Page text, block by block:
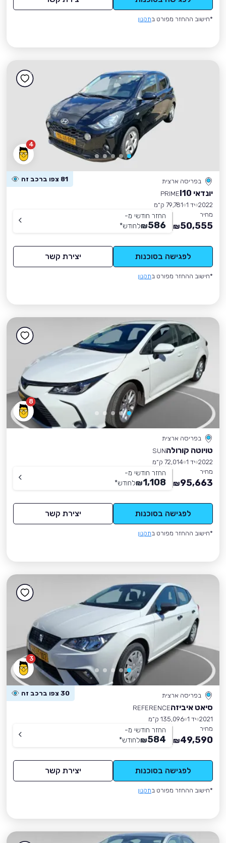
*חישוב ההחזר מפורט בתקנון
4
בפריסה ארצית 81 צפו ברכב זה
יונדאי I10
PRIME
2022 יד 1
79,781 ק״מ
מחיר
50,555
₪
החזר חודשי מ-
586
₪לחודש*
לפגישה בסוכנות יצירת קשר
*חישוב ההחזר מפורט בתקנון
8
בפריסה ארצית
טויוטה קורולהSUN
2022 יד 1
72,014 ק״מ
מחיר
95,663
₪
החזר חודשי מ-
1,108
₪לחודש*
לפגישה בסוכנות יצירת קשר
*חישוב ההחזר מפורט בתקנון
3
בפריסה ארצית 30 צפו ברכב זה
סיאט איביזהREFERENCE
2021 יד 1
135,096 ק״מ
מחיר
49,590
₪
החזר חודשי מ-
584
₪לחודש*
לפגישה בסוכנות יצירת קשר
*חישוב ההחזר מפורט בתקנון